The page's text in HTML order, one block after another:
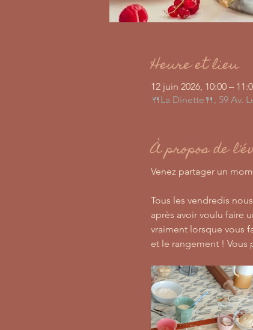
Heure et lieu
12 juin 2026, 10:00 –
🍴La Dinette🍴, 59 Av.
À propos de
Venez partager un
Tous les vendredis
après avoir voulu faire
vraiment lorsque vous
et le rangement ! Vous